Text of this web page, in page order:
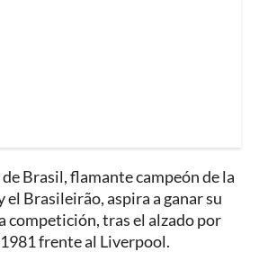
Brasil, flamante campeón de la
el Brasileirão, aspira a ganar su
competición, tras el alzado por
frente al Liverpool.